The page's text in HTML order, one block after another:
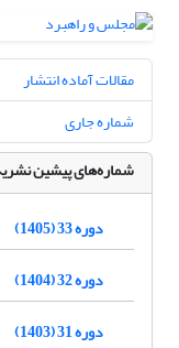
مقالات آماده انتشار
شماره جاری
شماره‌های پیشین
دوره 33 (1405)
دوره 32 (1404)
دوره 31 (1403)